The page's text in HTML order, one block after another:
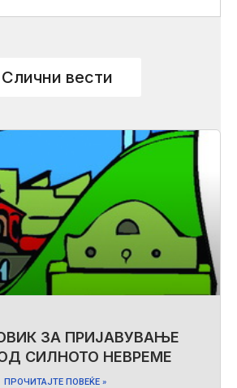
Слични вести
ЗА ПРИЈАВУВАЊЕ
СИЛНОТО НЕВРЕМЕ
ПРОЧИТАЈТЕ ПОВЕЌЕ »